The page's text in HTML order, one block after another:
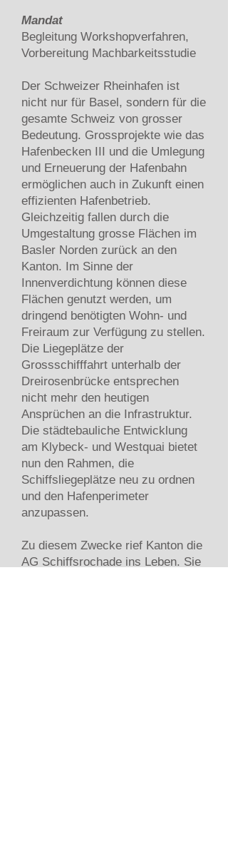
Mandat
Begleitung Workshopverfahren,
Vorbereitung Machbarkeitsstudie
Der Schweizer Rheinhafen ist
nicht nur für Basel, sondern für die
gesamte Schweiz von grosser
Bedeutung. Grossprojekte wie das
Hafenbecken III und die Umlegung
und Erneuerung der Hafenbahn
ermöglichen auch in Zukunft einen
effizienten Hafenbetrieb.
Gleichzeitig fallen durch die
Umgestaltung grosse Flächen im
Basler Norden zurück an den
Kanton. Im Sinne der
Innenverdichtung können diese
Flächen genutzt werden, um
dringend benötigten Wohn- und
Freiraum zur Verfügung zu stellen.
Die Liegeplätze der
Grossschifffahrt unterhalb der
Dreirosenbrücke entsprechen
nicht mehr den heutigen
Ansprüchen an die Infrastruktur.
Die städtebauliche Entwicklung
am Klybeck- und Westquai bietet
nun den Rahmen, die
Schiffsliegeplätze neu zu ordnen
und den Hafenperimeter
anzupassen.
Zu diesem Zwecke rief Kanton die
AG Schiffsrochade ins Leben. Sie